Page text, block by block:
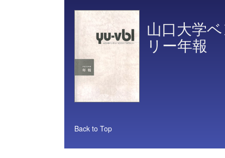
山口大学
リー年報
Back to Top